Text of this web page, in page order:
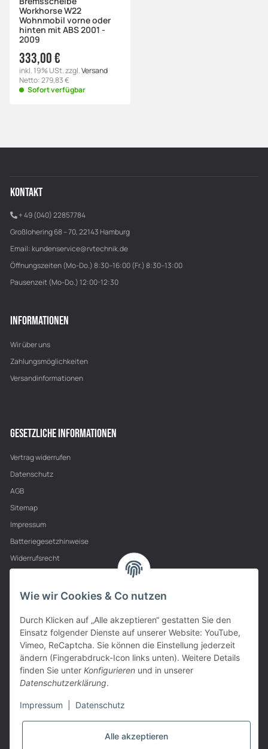
Workhorse W22
Wohnmobil vorne oder
hinten mit ABS 2001 -
2009
333,00 €
inkl. 19% USt. zzgl.Versand
Netto: 279,83 €
Sofort verfügbar
KONTAKT
+ 49 (040) 22857784
Großlohering 68 – 70, 22143 Hamburg
Email: kundenservice@rvtechnik.de
Öffnungszeiten (Mo-Do.) 8:30–16:00 (Fr.) 8:30–13:00
Pausenzeit (Mo-Do.) 12:00-12:30
INFORMATIONEN
Wir über uns
Zahlungsmöglichkeiten
Versandinformationen
GESETZLICHE INFORMATIONEN
Vertrag widerrufen
Datenschutz
AGB
Sitemap
Impressum
Batteriegesetzhinweise
Widerrufsrecht
PARTNER
Wie wir Cookies & Co nutzen
Durch Klicken auf „Alle akzeptieren“ gestatten Sie den
Einsatz folgender Dienste auf unserer Website: YouTube,
Vimeo, ReCaptcha. Sie können die Einstellung jederzeit
ändern (Fingerabdruck-Icon links unten). Weitere Details
finden Sie unter Konfigurieren und in unserer
Datenschutzerklärung.
Impressum Datenschutz
Alle akzeptieren